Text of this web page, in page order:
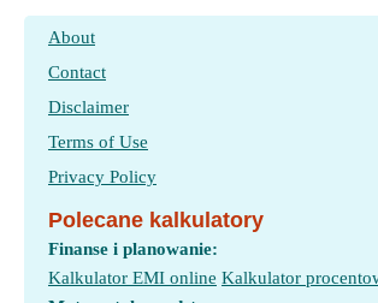
About
Contact
Disclaimer
Terms of Use
Privacy Policy
Polecane kalkulatory
Finanse i planowanie:
Kalkulator EMI online Kalkulator